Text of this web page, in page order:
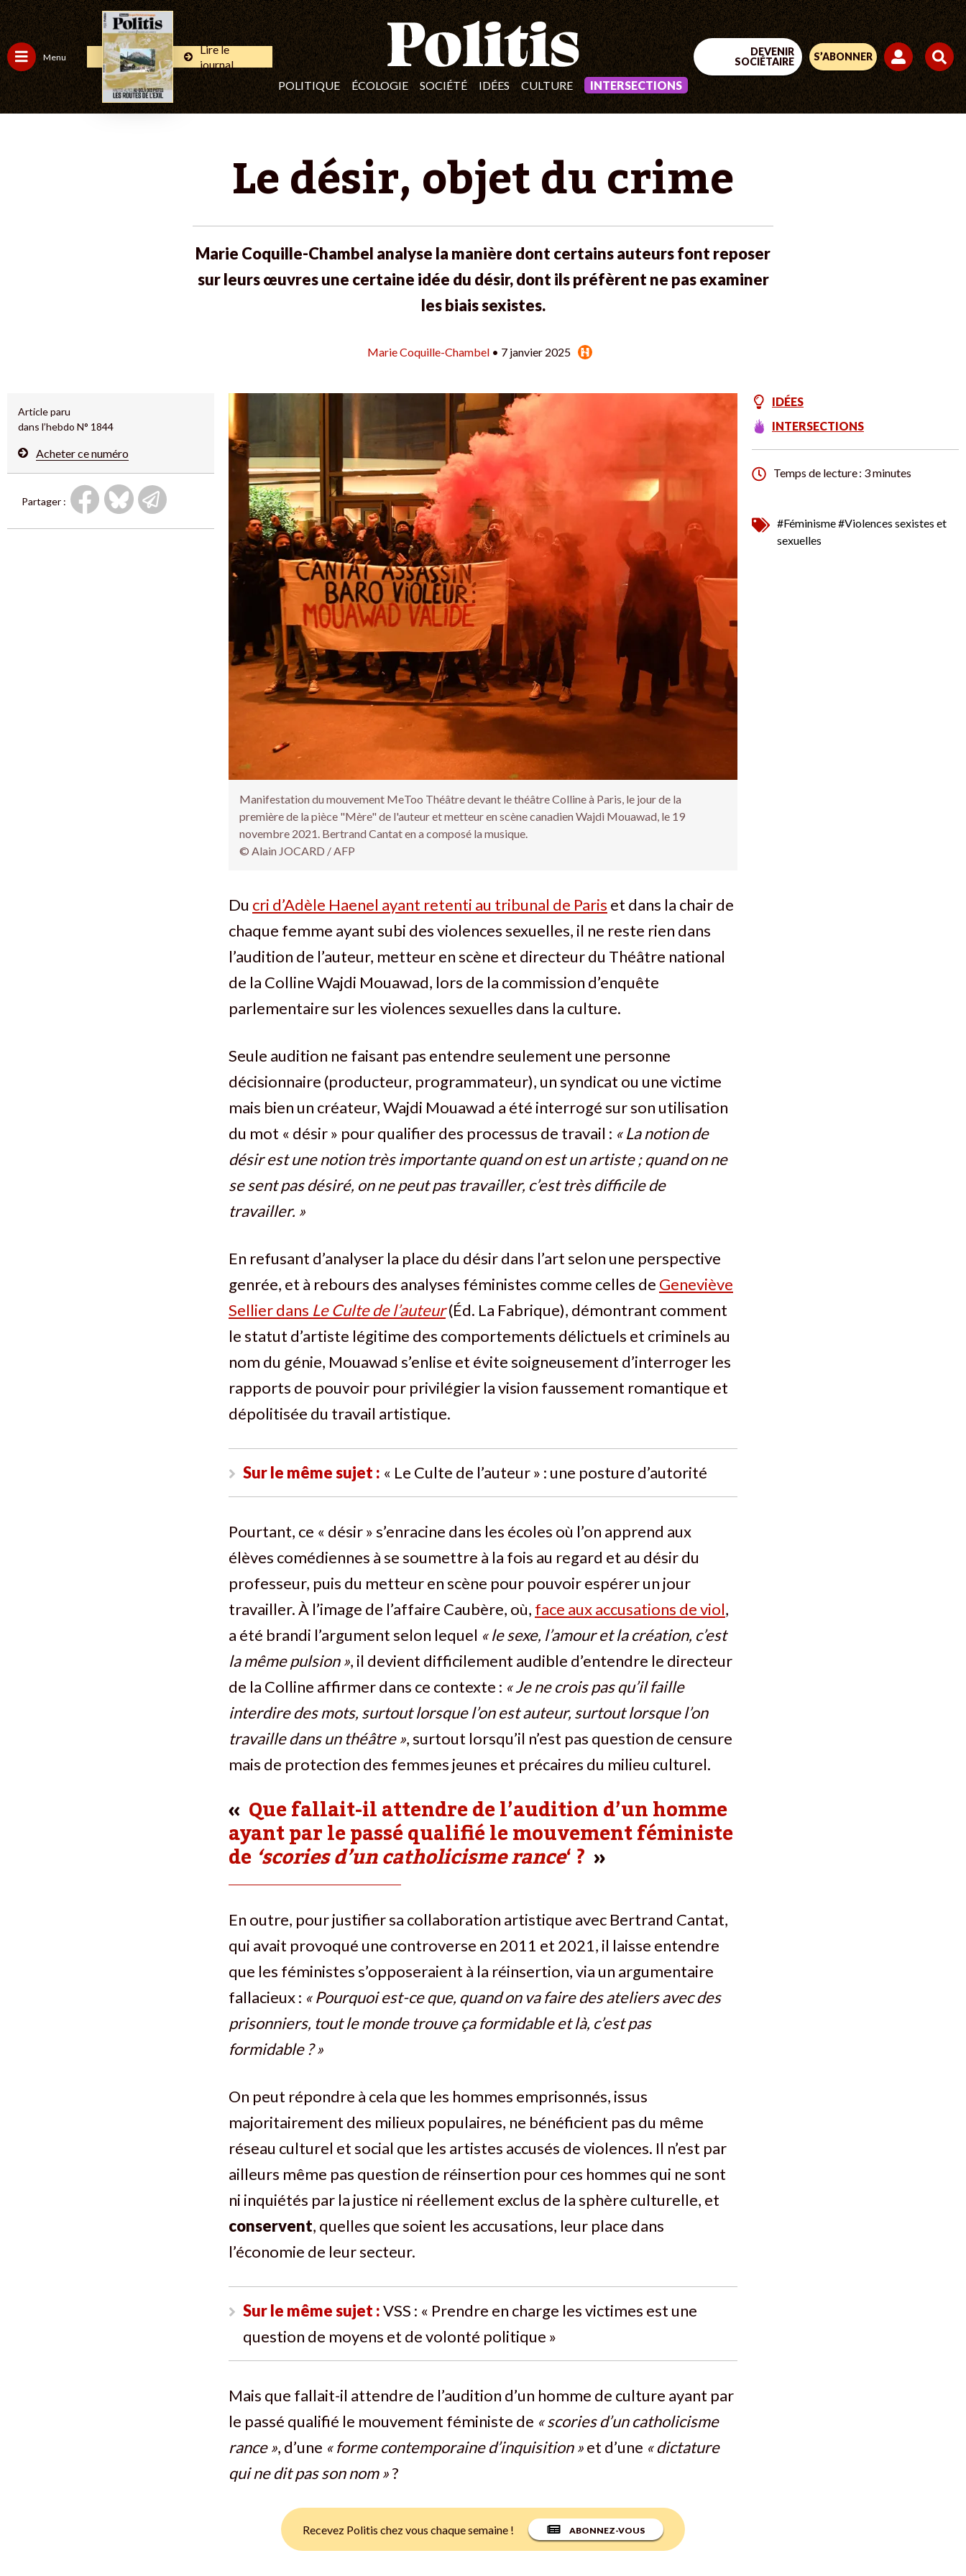
Menu
Lire le
journal
POLITIQUE
ÉCOLOGIE SOCIÉTÉ IDÉES CULTURE INTERSECTIONS
DEVENIR
SOCIÉTAIRE
S’ABONNER
Le désir, objet du crime
Marie Coquille-Chambel analyse la manière dont certains auteurs font reposer
sur leurs œuvres une certaine idée du désir, dont ils préfèrent ne pas examiner
les biais sexistes.
Marie Coquille-Chambel • 7 janvier 2025
Article paru
dans l’hebdo N° 1844
Acheter ce numéro
Partager :
Manifestation du mouvement MeToo Théâtre devant le théâtre Colline à Paris, le jour de la
première de la pièce "Mère" de l'auteur et metteur en scène canadien Wajdi Mouawad, le 19
novembre 2021. Bertrand Cantat en a composé la musique.
© Alain JOCARD / AFP
Du cri d’Adèle Haenel ayant retenti au tribunal de Paris et dans la chair de
chaque femme ayant subi des violences sexuelles, il ne reste rien dans
l’audition de l’auteur, metteur en scène et directeur du Théâtre national
de la Colline Wajdi Mouawad, lors de la commission d’enquête
parlementaire sur les violences sexuelles dans la culture.
Seule audition ne faisant pas entendre seulement une personne
décisionnaire (producteur, programmateur), un syndicat ou une victime
mais bien un créateur, Wajdi Mouawad a été interrogé sur son utilisation
du mot « désir » pour qualifier des processus de travail : « La notion de
désir est une notion très importante quand on est un artiste ; quand on ne
se sent pas désiré, on ne peut pas travailler, c’est très difficile de
travailler. »
En refusant d’analyser la place du désir dans l’art selon une perspective
genrée, et à rebours des analyses féministes comme celles de Geneviève
Sellier dans Le Culte de l’auteur(Éd. La Fabrique), démontrant comment
le statut d’artiste légitime des comportements délictuels et criminels au
nom du génie, Mouawad s’enlise et évite soigneusement d’interroger les
rapports de pouvoir pour privilégier la vision faussement romantique et
dépolitisée du travail artistique.
Sur le même sujet : « Le Culte de l’auteur » : une posture d’autorité
Pourtant, ce « désir » s’enracine dans les écoles où l’on apprend aux
élèves comédiennes à se soumettre à la fois au regard et au désir du
professeur, puis du metteur en scène pour pouvoir espérer un jour
travailler. À l’image de l’affaire Caubère, où, face aux accusations de viol,
a été brandi l’argument selon lequel « le sexe, l’amour et la création, c’est
la même pulsion », il devient difficilement audible d’entendre le directeur
de la Colline affirmer dans ce contexte : « Je ne crois pas qu’il faille
interdire des mots, surtout lorsque l’on est auteur, surtout lorsque l’on
travaille dans un théâtre », surtout lorsqu’il n’est pas question de censure
mais de protection des femmes jeunes et précaires du milieu culturel.
Que fallait-il attendre de l’audition d’un homme
ayant par le passé qualifié le mouvement féministe
de ‘scories d’un catholicisme rance‘ ?
En outre, pour justifier sa collaboration artistique avec Bertrand Cantat,
qui avait provoqué une controverse en 2011 et 2021, il laisse entendre
que les féministes s’opposeraient à la réinsertion, via un argumentaire
fallacieux : « Pourquoi est-ce que, quand on va faire des ateliers avec des
prisonniers, tout le monde trouve ça formidable et là, c’est pas
formidable ? »
On peut répondre à cela que les hommes emprisonnés, issus
majoritairement des milieux populaires, ne bénéficient pas du même
réseau culturel et social que les artistes accusés de violences. Il n’est par
ailleurs même pas question de réinsertion pour ces hommes qui ne sont
ni inquiétés par la justice ni réellement exclus de la sphère culturelle, et
conservent, quelles que soient les accusations, leur place dans
l’économie de leur secteur.
Sur le même sujet :VSS : « Prendre en charge les victimes est une
question de moyens et de volonté politique »
Mais que fallait-il attendre de l’audition d’un homme de culture ayant par
le passé qualifié le mouvement féministe de « scories d’un catholicisme
rance », d’une « forme contemporaine d’inquisition »et d’une « dictature
qui ne dit pas son nom »?
Recevez Politis chez vous chaque semaine ! ABONNEZ-VOUS
IDÉES
INTERSECTIONS
Temps de lecture : 3 minutes
#Féminisme#Violences sexistes et
sexuelles